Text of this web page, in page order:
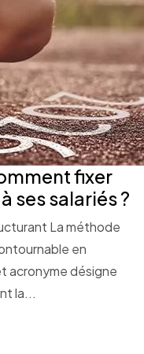
fixer
ses salariés ?
La méthode
en
acronyme désigne
la...